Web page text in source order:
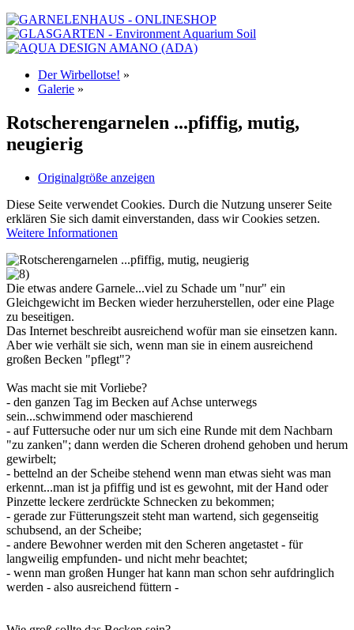
Der Wirbellotse! »
Galerie »
Rotscherengarnelen ...pfiffig, mutig,
neugierig
Originalgröße anzeigen
Diese Seite verwendet Cookies. Durch die Nutzung unserer Seite
erklären Sie sich damit einverstanden, dass wir Cookies setzen.
Weitere Informationen
Die etwas andere Garnele...viel zu Schade um "nur" ein
Gleichgewicht im Becken wieder herzuherstellen, oder eine Plage
zu beseitigen.
Das Internet beschreibt ausreichend wofür man sie einsetzen kann.
Aber wie verhält sie sich, wenn man sie in einem ausreichend
großen Becken "pflegt"?
Was macht sie mit Vorliebe?
- den ganzen Tag im Becken auf Achse unterwegs
sein...schwimmend oder maschierend
- auf Futtersuche oder nur um sich eine Runde mit dem Nachbarn
"zu zanken"; dann werden die Scheren drohend gehoben und herum
gewirbelt;
- bettelnd an der Scheibe stehend wenn man etwas sieht was man
erkennt...man ist ja pfiffig und ist es gewohnt, mit der Hand oder
Pinzette leckere zerdrückte Schnecken zu bekommen;
- gerade zur Fütterungszeit steht man wartend, sich gegenseitig
schubsend, an der Scheibe;
- andere Bewohner werden mit den Scheren angetastet - für
langweilig empfunden- und nicht mehr beachtet;
- wenn man großen Hunger hat kann man schon sehr aufdringlich
werden - also ausreichend füttern -